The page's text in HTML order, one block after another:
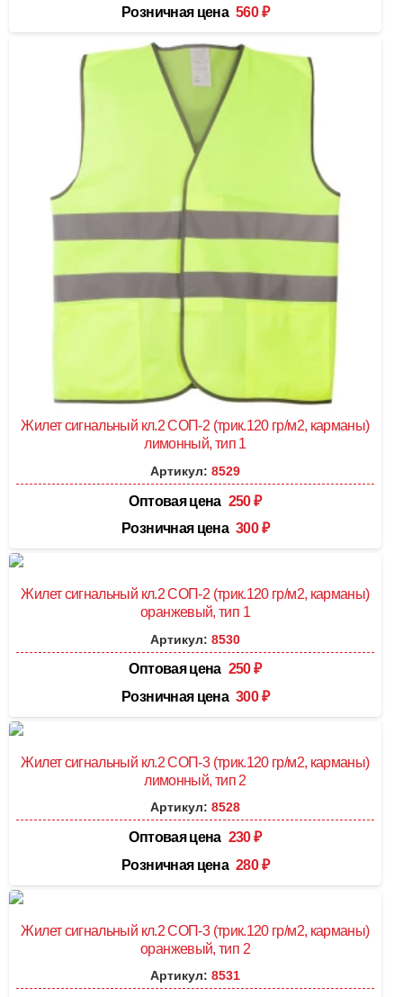
Розничная цена 560₽
Жилет сигнальный кл.2 СОП-2 (трик.120 гр/м2, карманы)
лимонный, тип 1
Артикул: 8529
Оптовая цена 250₽
Розничная цена 300₽
Жилет сигнальный кл.2 СОП-2 (трик.120 гр/м2, карманы)
оранжевый, тип 1
Артикул: 8530
Оптовая цена 250₽
Розничная цена 300₽
Жилет сигнальный кл.2 СОП-3 (трик.120 гр/м2, карманы)
лимонный, тип 2
Артикул: 8528
Оптовая цена 230₽
Розничная цена 280₽
Жилет сигнальный кл.2 СОП-3 (трик.120 гр/м2, карманы)
оранжевый, тип 2
Артикул: 8531